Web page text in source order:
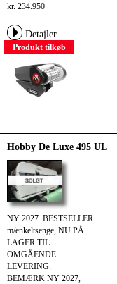
kr. 234.950
Detajler
Produkt tilkøb
Hobby De Luxe 495 UL
NY 2027. BESTSELLER
m/enkeltsenge, NU PÅ
LAGER TIL
OMGÅENDE
LEVERING.
BEMÆRK NY 2027,